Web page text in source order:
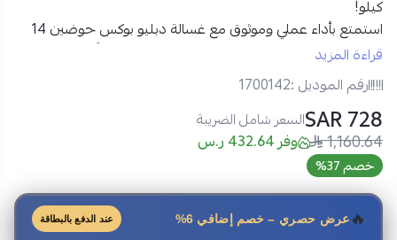
كيلو!
استمتع بأداء عملي وموثوق مع
غسالة دبليو بوكس حوضين 14
كيلوالمصممة لتمنحك قوة غسيل ممتازة وتجفيفًا أسرع في
جهاز واحد. تجمع بينالمحرك القوي والهيكل البلاستيكي المتين
لتتحمل الاستخدام اليومي بكل كفاءة.
مواصفات غسالة حوضين 14 كيلو دبليو بوكس تحميل علوي:
المنتج:غسالة حوضين
العلامة التجارية:دبليو بوكس W BOX
الموديل:
نوع التحميل:تحميل علوي
قراءة المزيد
رقم الموديل :1700142
728 SAR السعر شامل الضريبة
1,160.64 وفر 432.64 ر.س
خصم 37%
🔥 عرض حصري – خصم إضافي 6% عند الدفع بالبطاقة